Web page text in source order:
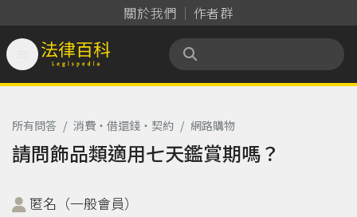
關於我們 作者群
法律百科 Legispedia
所有問答 / 消費‧借還錢‧契約 / 網路購物
請問飾品類適用七天鑑賞期嗎？
匿名（一般會員）